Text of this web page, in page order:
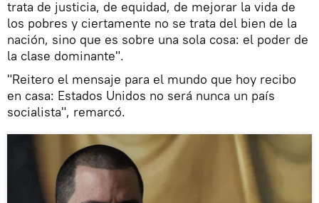
trata de justicia, de equidad, de mejorar la vida de
los pobres y ciertamente no se trata del bien de la
nación, sino que es sobre una sola cosa: el poder de
la clase dominante".
"Reitero el mensaje para el mundo que hoy recibo
en casa: Estados Unidos no será nunca un país
socialista", remarcó.